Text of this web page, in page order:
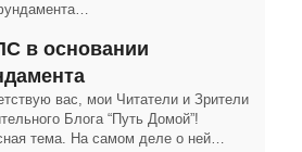
в основании
вас, мои Читатели и Зрители
Блога “Путь Домой”!
тема. На самом деле о ней…